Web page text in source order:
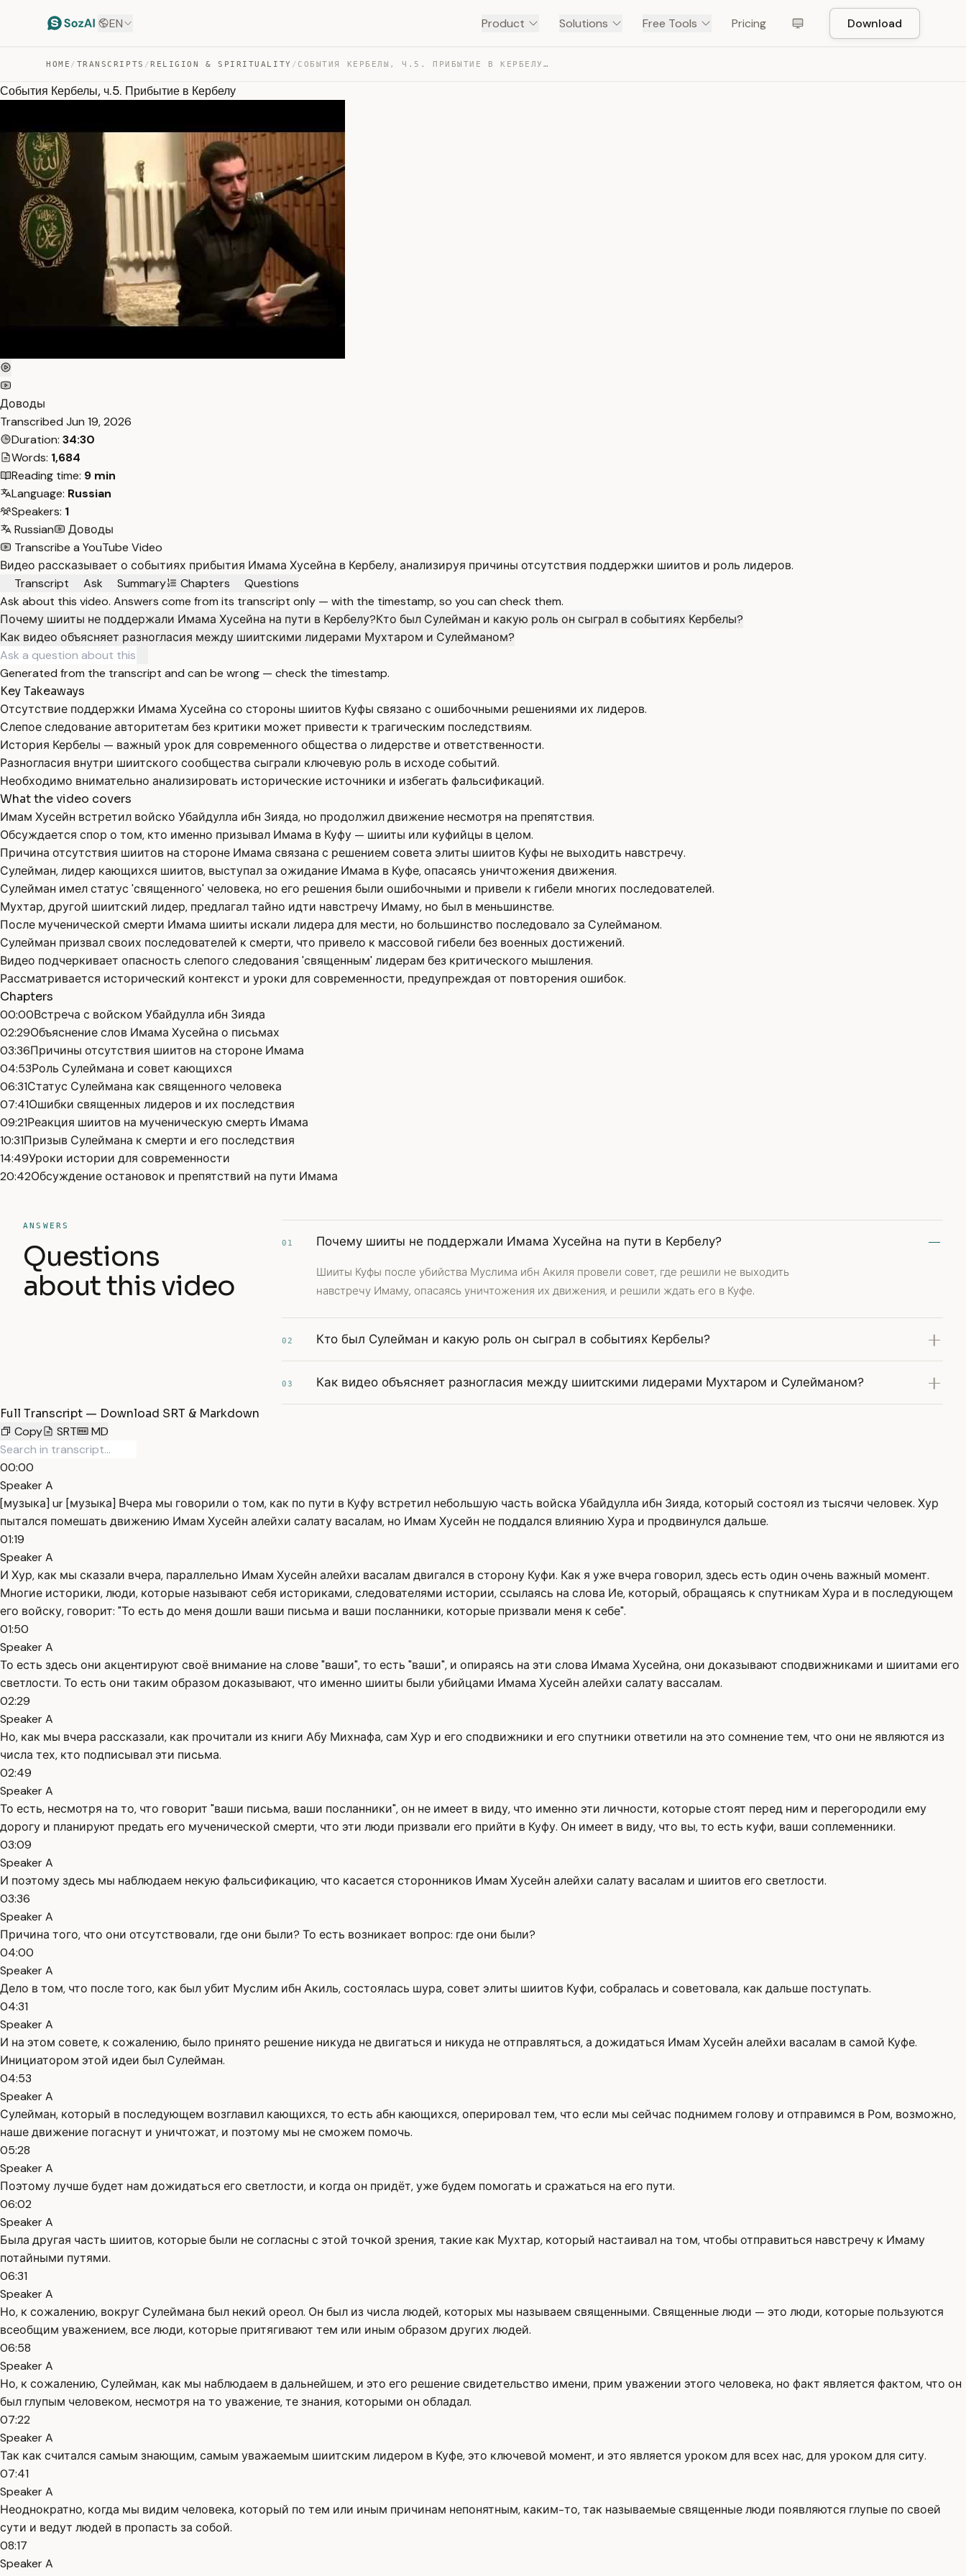
EN Product Solutions Free Tools Pricing Download
HOME / TRANSCRIPTS /RELIGION & SPIRITUALITY / СОБЫТИЯ КЕРБЕЛЫ, Ч.5. ПРИБЫТИЕ В КЕРБЕЛУ — TRANSCRIPT
События Кербелы, ч.5. Прибытие в Кербелу
Доводы
Transcribed Jun 19, 2026
Duration: 34:30
Words: 1,684
Reading time: 9 min
Language: Russian
Speakers: 1
Russian
Доводы
Transcribe a YouTube Video
Видео рассказывает о событиях прибытия Имама Хусейна в Кербелу, анализируя причины отсутствия поддержки шиитов и роль лидеров.
Transcript
Ask Summary Chapters
Questions
Ask about this video. Answers come from its transcript only — with the timestamp, so you can check them.
Почему шииты не поддержали Имама Хусейна на пути в Кербелу?Кто был Сулейман и какую роль он сыграл в событиях Кербелы?
Как видео объясняет разногласия между шиитскими лидерами Мухтаром и Сулейманом?
Generated from the transcript and can be wrong — check the timestamp.
Key Takeaways
Отсутствие поддержки Имама Хусейна со стороны шиитов Куфы связано с ошибочными решениями их лидеров.
Слепое следование авторитетам без критики может привести к трагическим последствиям.
История Кербелы — важный урок для современного общества о лидерстве и ответственности.
Разногласия внутри шиитского сообщества сыграли ключевую роль в исходе событий.
Необходимо внимательно анализировать исторические источники и избегать фальсификаций.
What the video covers
Имам Хусейн встретил войско Убайдулла ибн Зияда, но продолжил движение несмотря на препятствия.
Обсуждается спор о том, кто именно призывал Имама в Куфу — шииты или куфийцы в целом.
Причина отсутствия шиитов на стороне Имама связана с решением совета элиты шиитов Куфы не выходить навстречу.
Сулейман, лидер кающихся шиитов, выступал за ожидание Имама в Куфе, опасаясь уничтожения движения.
Сулейман имел статус 'священного' человека, но его решения были ошибочными и привели к гибели многих последователей.
Мухтар, другой шиитский лидер, предлагал тайно идти навстречу Имаму, но был в меньшинстве.
После мученической смерти Имама шииты искали лидера для мести, но большинство последовало за Сулейманом.
Сулейман призвал своих последователей к смерти, что привело к массовой гибели без военных достижений.
Видео подчеркивает опасность слепого следования 'священным' лидерам без критического мышления.
Рассматривается исторический контекст и уроки для современности, предупреждая от повторения ошибок.
Chapters
00:00Встреча с войском Убайдулла ибн Зияда
02:29Объяснение слов Имама Хусейна о письмах
03:36Причины отсутствия шиитов на стороне Имама
04:53Роль Сулеймана и совет кающихся
06:31Статус Сулеймана как священного человека
07:41Ошибки священных лидеров и их последствия
09:21Реакция шиитов на мученическую смерть Имама
10:31Призыв Сулеймана к смерти и его последствия
14:49Уроки истории для современности
20:42Обсуждение остановок и препятствий на пути Имама
ANSWERS
Questions
about this video
01 Почему шииты не поддержали Имама Хусейна на пути в Кербелу?
Шииты Куфы после убийства Муслима ибн Акиля провели совет, где решили не выходить
навстречу Имаму, опасаясь уничтожения их движения, и решили ждать его в Куфе.
02 Кто был Сулейман и какую роль он сыграл в событиях Кербелы?
03 Как видео объясняет разногласия между шиитскими лидерами Мухтаром и Сулейманом?
Full Transcript — Download SRT & Markdown
Copy
SRT MD
00:00
Speaker A
[музыка] ur [музыка] Вчера мы говорили о том, как по пути в Куфу встретил небольшую часть войска Убайдулла ибн Зияда, который состоял из тысячи человек. Хур
пытался помешать движению Имам Хусейн алейхи салату васалам, но Имам Хусейн не поддался влиянию Хура и продвинулся дальше.
01:19
Speaker A
И Хур, как мы сказали вчера, параллельно Имам Хусейн алейхи васалам двигался в сторону Куфи. Как я уже вчера говорил, здесь есть один очень важный момент.
Многие историки, люди, которые называют себя историками, следователями истории, ссылаясь на слова Ие, который, обращаясь к спутникам Хура и в последующем
его войску, говорит: "То есть до меня дошли ваши письма и ваши посланники, которые призвали меня к себе".
01:50
Speaker A
То есть здесь они акцентируют своё внимание на слове "ваши", то есть "ваши", и опираясь на эти слова Имама Хусейна, они доказывают сподвижниками и шиитами его
светлости. То есть они таким образом доказывают, что именно шииты были убийцами Имама Хусейн алейхи салату вассалам.
02:29
Speaker A
Но, как мы вчера рассказали, как прочитали из книги Абу Михнафа, сам Хур и его сподвижники и его спутники ответили на это сомнение тем, что они не являются из
числа тех, кто подписывал эти письма.
02:49
Speaker A
То есть, несмотря на то, что говорит "ваши письма, ваши посланники", он не имеет в виду, что именно эти личности, которые стоят перед ним и перегородили ему
дорогу и планируют предать его мученической смерти, что эти люди призвали его прийти в Куфу. Он имеет в виду, что вы, то есть куфи, ваши соплеменники.
03:09
Speaker A
И поэтому здесь мы наблюдаем некую фальсификацию, что касается сторонников Имам Хусейн алейхи салату васалам и шиитов его светлости.
03:36
Speaker A
Причина того, что они отсутствовали, где они были? То есть возникает вопрос: где они были?
04:00
Speaker A
Дело в том, что после того, как был убит Муслим ибн Акиль, состоялась шура, совет элиты шиитов Куфи, собралась и советовала, как дальше поступать.
04:31
Speaker A
И на этом совете, к сожалению, было принято решение никуда не двигаться и никуда не отправляться, а дожидаться Имам Хусейн алейхи васалам в самой Куфе.
Инициатором этой идеи был Сулейман.
04:53
Speaker A
Сулейман, который в последующем возглавил кающихся, то есть абн кающихся, оперировал тем, что если мы сейчас поднимем голову и отправимся в Ром, возможно,
наше движение погаснут и уничтожат, и поэтому мы не сможем помочь.
05:28
Speaker A
Поэтому лучше будет нам дожидаться его светлости, и когда он придёт, уже будем помогать и сражаться на его пути.
06:02
Speaker A
Была другая часть шиитов, которые были не согласны с этой точкой зрения, такие как Мухтар, который настаивал на том, чтобы отправиться навстречу к Имаму
потайными путями.
06:31
Speaker A
Но, к сожалению, вокруг Сулеймана был некий ореол. Он был из числа людей, которых мы называем священными. Священные люди — это люди, которые пользуются
всеобщим уважением, все люди, которые притягивают тем или иным образом других людей.
06:58
Speaker A
Но, к сожалению, Сулейман, как мы наблюдаем в дальнейшем, и это его решение свидетельство имени, прим уважении этого человека, но факт является фактом, что он
был глупым человеком, несмотря на то уважение, те знания, которыми он обладал.
07:22
Speaker A
Так как считался самым знающим, самым уважаемым шиитским лидером в Куфе, это ключевой момент, и это является уроком для всех нас, для уроком для ситу.
07:41
Speaker A
Неоднократно, когда мы видим человека, который по тем или иным причинам непонятным, каким-то, так называемые священные люди появляются глупые по своей
сути и ведут людей в пропасть за собой.
08:17
Speaker A